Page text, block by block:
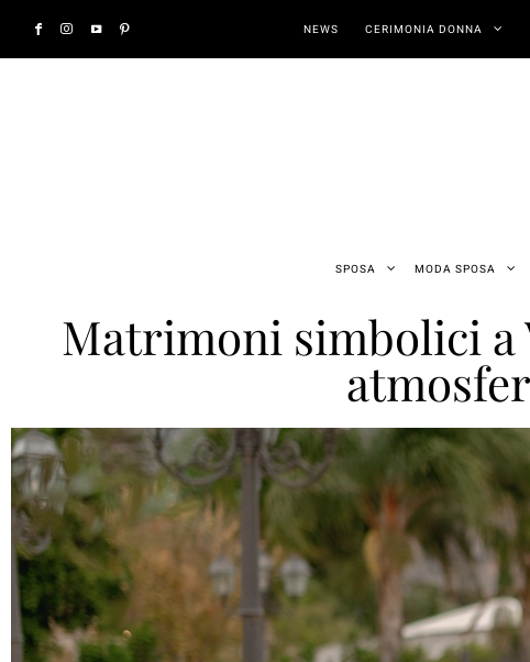
NEWS CERIMONIA DONNA
SPOSA MODA SPOSA
Matrimoni simbolici a